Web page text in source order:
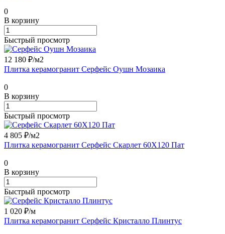
0
В корзину
Быстрый просмотр
12 180 ₽/м2
Плитка керамогранит Серфейс Оушн Мозаика
0
В корзину
Быстрый просмотр
4 805 ₽/м2
Плитка керамогранит Серфейс Скарлет 60X120 Пат
0
В корзину
Быстрый просмотр
1 020 ₽/м
Плитка керамогранит Серфейс Кристалло Плинтус